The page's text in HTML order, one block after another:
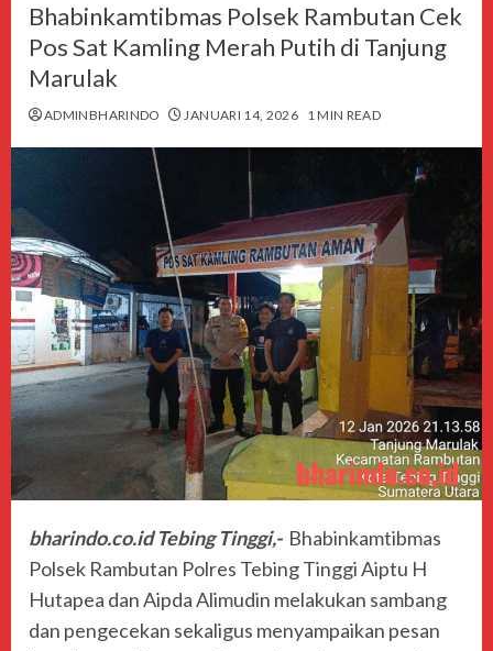
Bhabinkamtibmas Polsek Rambutan Cek
Pos Sat Kamling Merah Putih di Tanjung
Marulak
ADMINBHARINDO JANUARI 14, 2026 1 MIN READ
bharindo.co.id Tebing Tinggi,-Bhabinkamtibmas
Polsek Rambutan Polres Tebing Tinggi Aiptu H
Hutapea dan Aipda Alimudin melakukan sambang
dan pengecekan sekaligus menyampaikan pesan